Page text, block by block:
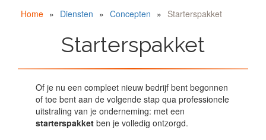
Home » Diensten » Concepten » Starterspakket
Starterspakket
Of je nu een compleet nieuw bedrijf bent begonnen
of toe bent aan de volgende stap qua professionele
uitstraling van je onderneming: met een
starterspakket ben je volledig ontzorgd.